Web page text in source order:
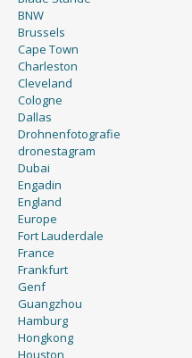
BNW
Brussels
Cape Town
Charleston
Cleveland
Cologne
Dallas
Drohnenfotografie
dronestagram
Dubai
Engadin
England
Europe
Fort Lauderdale
France
Frankfurt
Genf
Guangzhou
Hamburg
Hongkong
Houston